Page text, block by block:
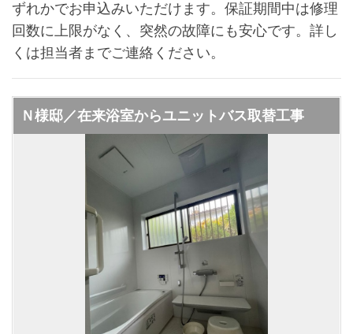
ずれかでお申込みいただけます。保証期間中は修理
回数に上限がなく、突然の故障にも安心です。詳し
くは担当者までご連絡ください。
Ｎ様邸／在来浴室からユニットバス取替工事